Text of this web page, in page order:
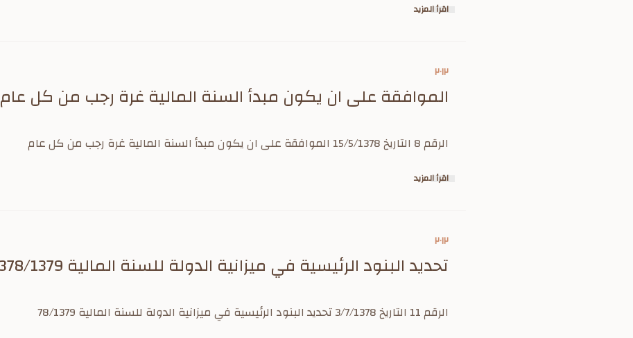
اقرأ المزيد
٢٠١٢
الموافقة على ان يكون مبدأ السنة المالية غرة رجب من كل عام
الرقم 8 التاريخ 15/5/1378 الموافقة على ان يكون مبدأ السنة المالية غرة رجب من كل عام
اقرأ المزيد
٢٠١٢
تحديد البنود الرئيسية في ميزانية الدولة للسنة المالية 1378/1379
الرقم 11 التاريخ 3/7/1378 تحديد البنود الرئيسية في ميزانية الدولة للسنة المالية 78/1379